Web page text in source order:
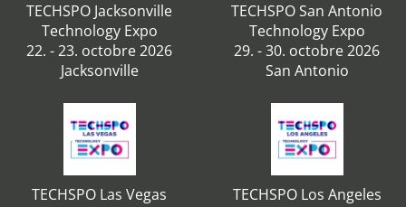
TECHSPO Jacksonville
Technology Expo
22. - 23. octobre 2026
Jacksonville
TECHSPO San Antonio
Technology Expo
29. - 30. octobre 2026
San Antonio
TECHSPO Las Vegas
TECHSPO Los Angeles